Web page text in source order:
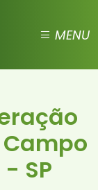
MENU
SP